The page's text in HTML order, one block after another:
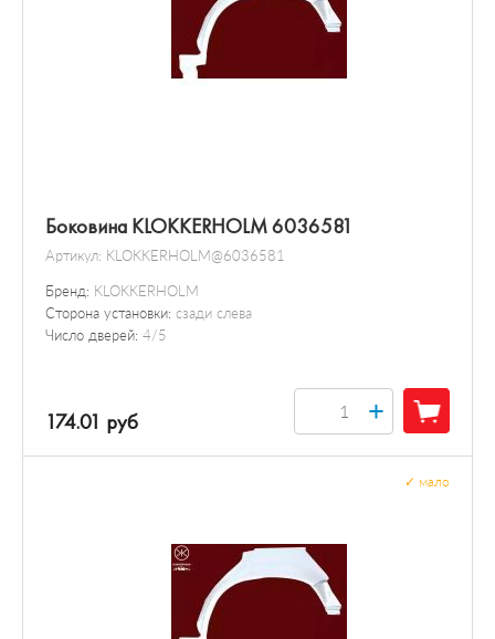
Боковина KLOKKERHOLM 6036581
Артикул: KLOKKERHOLM@6036581
Бренд: KLOKKERHOLM
Сторона установки: сзади слева
Число дверей: 4/5
174.01 руб +
мало